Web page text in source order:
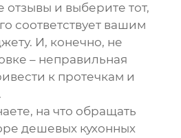
отзывы и выберите тот,
соответствует вашим
И, конечно, не
– неправильная
к протечкам и
на что обращать
дешевых кухонных